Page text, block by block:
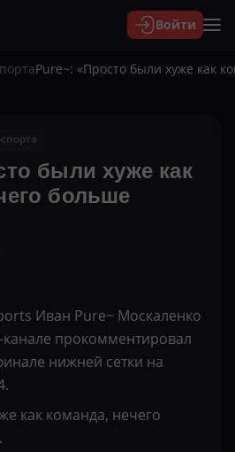
Войти
Pure~: «Просто были хуже как
были хуже как
больше
Иван Pure~ Москаленко
прокомментировал
нижней сетки на
как команда, нечего